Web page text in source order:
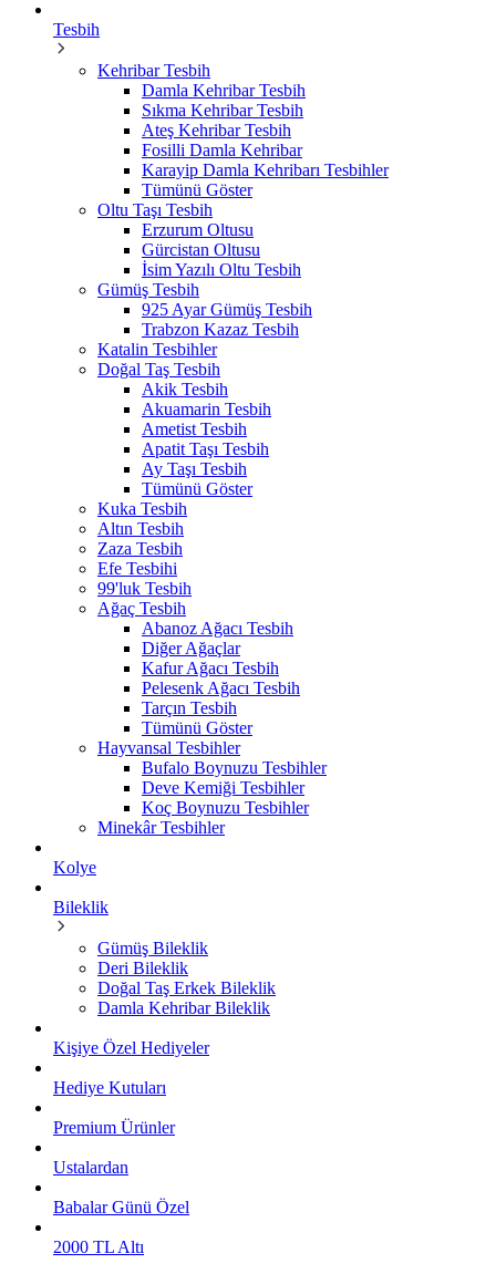
Tesbih
Kehribar Tesbih
Damla Kehribar Tesbih
Sıkma Kehribar Tesbih
Ateş Kehribar Tesbih
Fosilli Damla Kehribar
Karayip Damla Kehribarı Tesbihler
Tümünü Göster
Oltu Taşı Tesbih
Erzurum Oltusu
Gürcistan Oltusu
İsim Yazılı Oltu Tesbih
Gümüş Tesbih
925 Ayar Gümüş Tesbih
Trabzon Kazaz Tesbih
Katalin Tesbihler
Doğal Taş Tesbih
Akik Tesbih
Akuamarin Tesbih
Ametist Tesbih
Apatit Taşı Tesbih
Ay Taşı Tesbih
Tümünü Göster
Kuka Tesbih
Altın Tesbih
Zaza Tesbih
Efe Tesbihi
99'luk Tesbih
Ağaç Tesbih
Abanoz Ağacı Tesbih
Diğer Ağaçlar
Kafur Ağacı Tesbih
Pelesenk Ağacı Tesbih
Tarçın Tesbih
Tümünü Göster
Hayvansal Tesbihler
Bufalo Boynuzu Tesbihler
Deve Kemiği Tesbihler
Koç Boynuzu Tesbihler
Minekâr Tesbihler
Kolye
Bileklik
Gümüş Bileklik
Deri Bileklik
Doğal Taş Erkek Bileklik
Damla Kehribar Bileklik
Kişiye Özel Hediyeler
Hediye Kutuları
Premium Ürünler
Ustalardan
Babalar Günü Özel
2000 TL Altı